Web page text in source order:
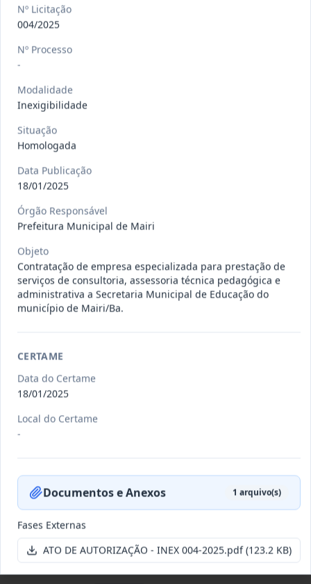
Pregão
Eletrônico
Situação:
013/2026
Pregão
Eletrônico
Situação: Publicada
009/2026
Credenciamento
credenciamento de pessoa
serviços...
Situação: Publicada Data:15/07/2026 Ver detalhes
011/2026
Situação
007/2026
Concorrência
Contratação de empresa
especializada para pavimentação
em pa...
Nº Licitação
004/2025
Nº Processo
-
Modalidade
Inexigibilidade
Situação
Homologada
Data Publicação
18/01/2025
Órgão Responsável
Prefeitura Municipal de Mairi
Objeto
Contratação de empresa especializada para prestação de
serviços de consultoria, assessoria técnica pedagógica e
administrativa a Secretaria Municipal de Educação do
município de Mairi/Ba.
CERTAME
Data do Certame
18/01/2025
Local do Certame
-
Documentos e Anexos 1 arquivo(s)
Fases Externas
ATO DE AUTORIZAÇÃO - INEX 004-2025.pdf(123.2 KB)